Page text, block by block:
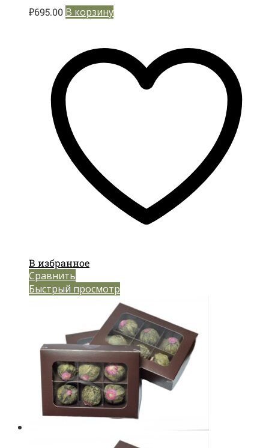
₽695.00 В корзину
В избранное
Сравнить
Быстрый просмотр